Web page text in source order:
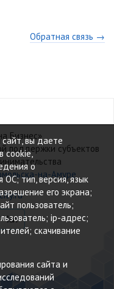
Обратная связь →
Бизнес»
поддержки субъектов
на-Амуре
вы даете
cookie,
о
тип, версия, язык
его экрана;
пользователь;
ip-адрес;
скачивание
сайта и